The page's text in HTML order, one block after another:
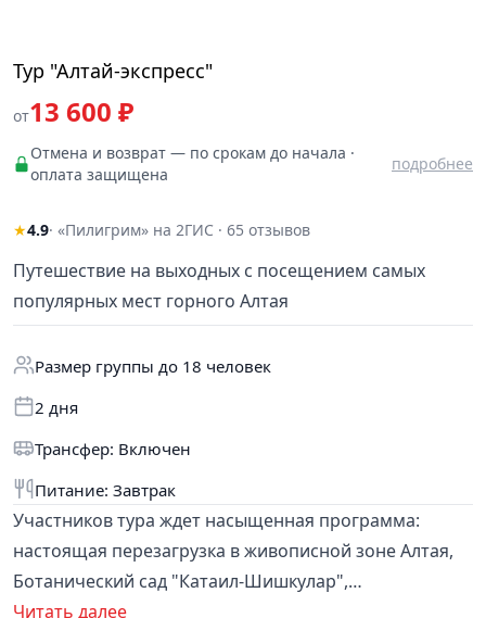
Тур "Алтай-экспресс"
от13 600 ₽
Отмена и возврат — по срокам до начала ·
оплата защищена
подробнее
★4.9· «Пилигрим» на 2ГИС · 65 отзывов
Путешествие на выходных с посещением самых
популярных мест горного Алтая
Размер группы до 18 человек
2 дня
Трансфер: Включен
Питание: Завтрак
Участников тура ждет насыщенная программа:
настоящая перезагрузка в живописной зоне Алтая,
Ботанический сад "Катаил-Шишкулар",
Манжерокские пороги, моторафтинг по спокойному
Читать далее